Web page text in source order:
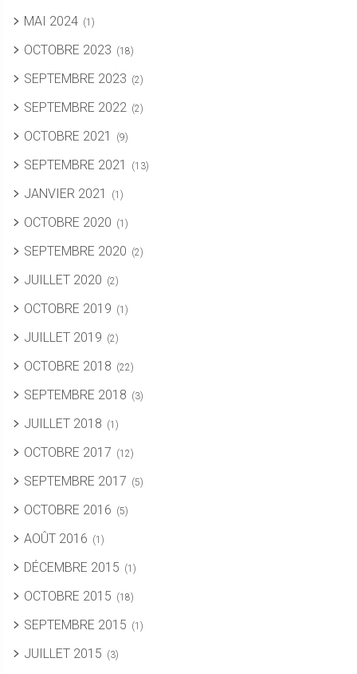
MAI 2024 (1)
OCTOBRE 2023 (18)
SEPTEMBRE 2023 (2)
SEPTEMBRE 2022 (2)
OCTOBRE 2021 (9)
SEPTEMBRE 2021 (13)
JANVIER 2021 (1)
OCTOBRE 2020 (1)
SEPTEMBRE 2020 (2)
JUILLET 2020 (2)
OCTOBRE 2019 (1)
JUILLET 2019 (2)
OCTOBRE 2018 (22)
SEPTEMBRE 2018 (3)
JUILLET 2018 (1)
OCTOBRE 2017 (12)
SEPTEMBRE 2017 (5)
OCTOBRE 2016 (5)
AOÛT 2016 (1)
DÉCEMBRE 2015 (1)
OCTOBRE 2015 (18)
SEPTEMBRE 2015 (1)
JUILLET 2015 (3)